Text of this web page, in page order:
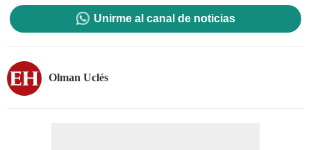
Unirme al canal de noticias
Olman Uclés